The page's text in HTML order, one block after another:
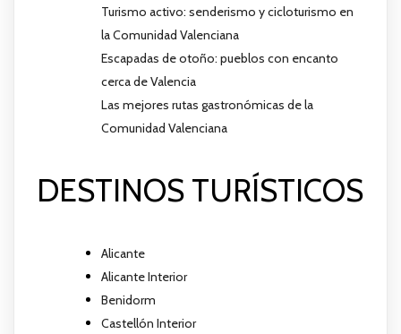
Turismo activo: senderismo y cicloturismo en
la Comunidad Valenciana
Escapadas de otoño: pueblos con encanto
cerca de Valencia
Las mejores rutas gastronómicas de la
Comunidad Valenciana
DESTINOS TURÍSTICOS
Alicante
Alicante Interior
Benidorm
Castellón Interior